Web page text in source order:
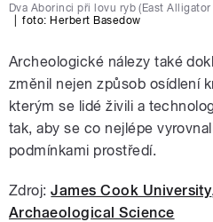
Dva Aborinci při lovu ryb (East
foto: Herbert Basedow
Archeologické nálezy také
změnil nejen způsob osídlení
kterým se lidé živili a
tak, aby se co nejlépe
podmínkami prostředí.
Zdroj:James Cook University
Archaeological Science